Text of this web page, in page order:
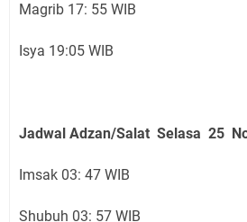
Magrib 17: 55 WIB
Isya 19:05 WIB
Jadwal Adzan/Salat Selasa 25
Imsak 03: 47 WIB
Shubuh 03: 57 WIB